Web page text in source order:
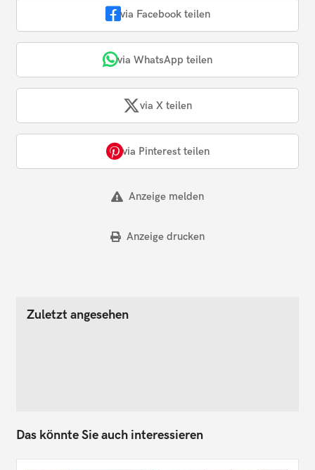
via Facebook teilen
via WhatsApp teilen
via X teilen
via Pinterest teilen
Anzeige melden
Anzeige drucken
Zuletzt angesehen
Das könnte Sie auch interessieren